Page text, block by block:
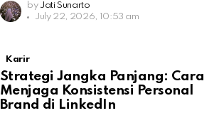
by Jati Sunarto
July 22, 2026, 10:53 am
Karir
Strategi Jangka Panjang: Cara
Menjaga Konsistensi Personal
Brand di LinkedIn